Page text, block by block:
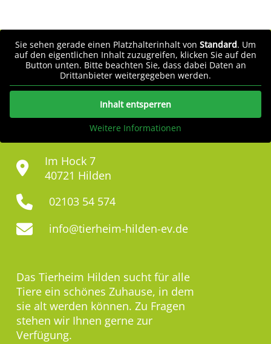
Sie sehen gerade einen Platzhalterinhalt von Standard. Um
auf den eigentlichen Inhalt zuzugreifen, klicken Sie auf den
Button unten. Bitte beachten Sie, dass dabei Daten an
Drittanbieter weitergegeben werden.
Inhalt entsperren
Weitere Informationen
Im Hock 7
40721 Hilden
02103 54 574
info@tierheim-hilden-ev.de
Das Tierheim Hilden sucht für alle
Tiere ein schönes Zuhause, in dem
sie alt werden können. Zu Fragen
stehen wir Ihnen gerne zur
Verfügung.